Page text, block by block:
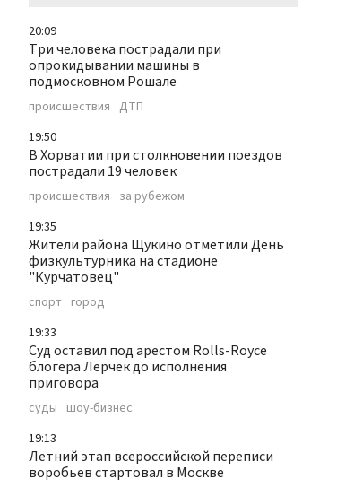
20:09
Три человека пострадали при
опрокидывании машины в
подмосковном Рошале
происшествия ДТП
19:50
В Хорватии при столкновении поездов
пострадали 19 человек
происшествия за рубежом
19:35
Жители района Щукино отметили День
физкультурника на стадионе
"Курчатовец"
спорт город
19:33
Суд оставил под арестом Rolls-Royce
блогера Лерчек до исполнения
приговора
суды шоу-бизнес
19:13
Летний этап всероссийской переписи
воробьев стартовал в Москве